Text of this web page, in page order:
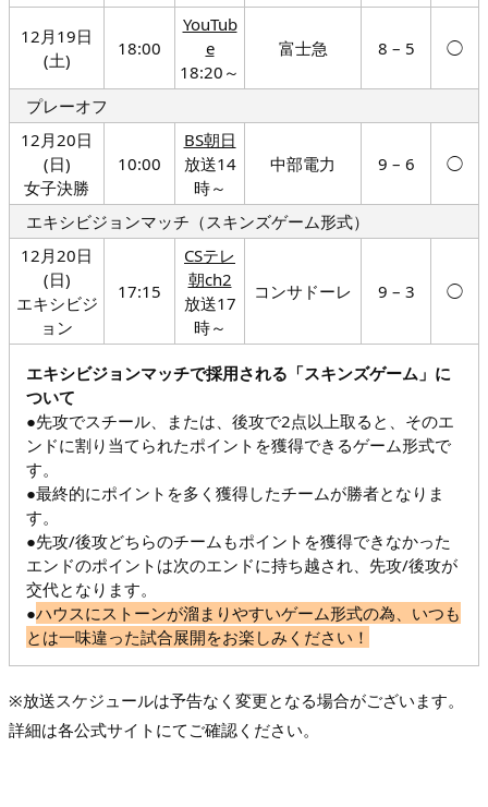
12月19日
(土)
18:00
YouTub
e
18:20～
富士急 8 – 5 ◯
プレーオフ
12月20日
(日)
女子決勝
10:00
BS朝日
放送14
時～
中部電力 9 – 6 ◯
エキシビジョンマッチ（スキンズゲーム形式）
12月20日
(日)
エキシビジ
ョン
17:15
CSテレ
朝ch2
放送17
時～
コンサドーレ 9 – 3 ◯
エキシビジョンマッチで採用される「スキンズゲーム」に
ついて
●先攻でスチール、または、後攻で2点以上取ると、そのエ
ンドに割り当てられたポイントを獲得できるゲーム形式で
す。
●最終的にポイントを多く獲得したチームが勝者となりま
す。
●先攻/後攻どちらのチームもポイントを獲得できなかった
エンドのポイントは次のエンドに持ち越され、先攻/後攻が
交代となります。
●ハウスにストーンが溜まりやすいゲーム形式の為、いつも
とは一味違った試合展開をお楽しみください！
※放送スケジュールは予告なく変更となる場合がございます。
詳細は各公式サイトにてご確認ください。